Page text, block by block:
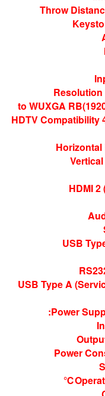
Throw
Resolution
to WUXGA
HDTV Compatibility
Horizontal
HDMI 2
USB
USB Type A
Power
Power